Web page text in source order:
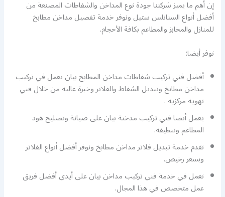
إن أهم ما يميز شركتنا جودة نوع المداخن والشفاطات المصنعة من
أفضل أنواع الستانلس ستيل ونوفر خدمة تفصيل مداخن مطابخ
للمنازل والمخابز والمطاعم بكافة الأحجام.
نوفر أيضا:
أفضل فني تركيب شفاطات مداخن المطابخ بيان يعمل في تركيب
مداخن مطابخ وتبديل الشفاط والفلاتر وخبرة عالية من خلال فني
تهوية مركزية .
يعمل أيضا فني تركيب مدخنة بيان على صيانة وتصليح هود
المطاعم وتنظيفه.
نقدم خدمة تبديل فلاتر مداخن مطابخ ونوفر أفضل أنواع الفلاتر
وبسعر رخيص.
نعمل في خدمة فني تركيب مداخن بيان على أيدي أفضل فريق
عمل متخصص في هذا المجال.